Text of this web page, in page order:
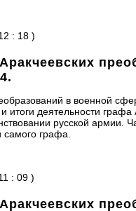
: 18 )
в военной
итоги деятельности
русской армии.
самого графа.
: 09 )